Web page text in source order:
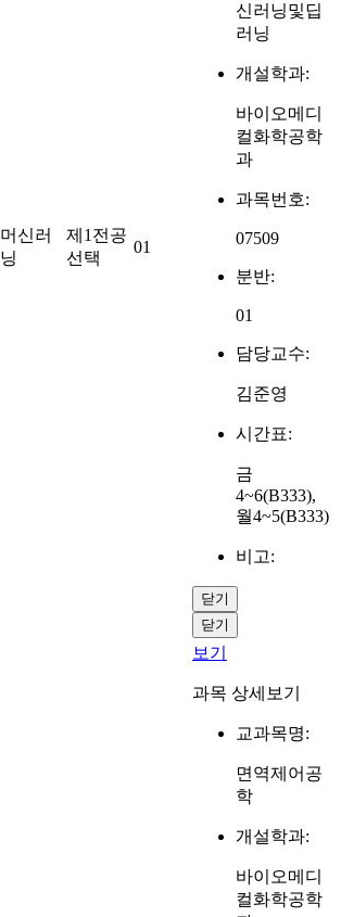
신러
제1전공
선택
01
신러닝및딥
러닝
개설학과:
바이오메디
컬화학공학
과
과목번호:
07509
분반:
01
담당교수:
김준영
시간표:
금
4~6(B333),
월4~5(B333)
비고:
닫기
닫기
보기
과목 상세보기
교과목명:
면역제어공
학
개설학과:
바이오메디
컬화학공학